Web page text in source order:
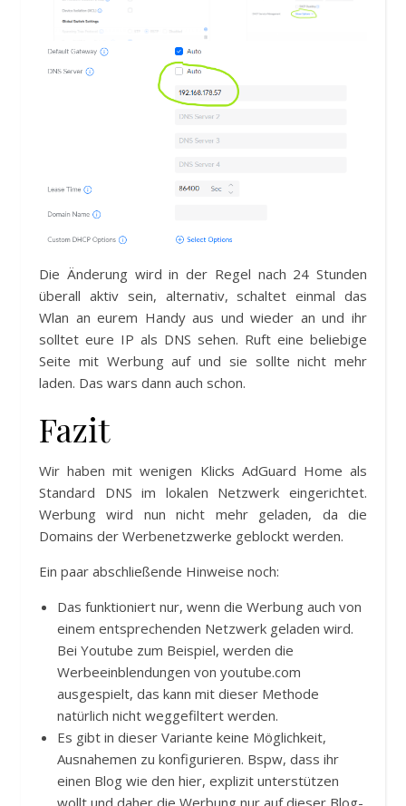
Die Änderung wird in der Regel nach 24 Stunden
überall aktiv sein, alternativ, schaltet einmal das
Wlan an eurem Handy aus und wieder an und ihr
solltet eure IP als DNS sehen. Ruft eine beliebige
Seite mit Werbung auf und sie sollte nicht mehr
laden. Das wars dann auch schon.
Fazit
Wir haben mit wenigen Klicks AdGuard Home als
Standard DNS im lokalen Netzwerk eingerichtet.
Werbung wird nun nicht mehr geladen, da die
Domains der Werbenetzwerke geblockt werden.
Ein paar abschließende Hinweise noch:
Das funktioniert nur, wenn die Werbung auch von
einem entsprechenden Netzwerk geladen wird.
Bei Youtube zum Beispiel, werden die
Werbeeinblendungen von youtube.com
ausgespielt, das kann mit dieser Methode
natürlich nicht weggefiltert werden.
Es gibt in dieser Variante keine Möglichkeit,
Ausnahemen zu konfigurieren. Bspw, dass ihr
einen Blog wie den hier, explizit unterstützen